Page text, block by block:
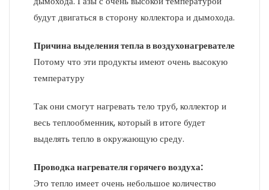
будут двигаться в сторону коллектора и дымохода.
Причина выделения тепла в воздухонагревателе
Потому что эти продукты имеют очень высокую
температуру
Так они смогут нагревать тело труб, коллектор и
весь теплообменник, который в итоге будет
выделять тепло в окружающую среду.
Проводка нагревателя горячего воздуха:
Это тепло имеет очень небольшое количество